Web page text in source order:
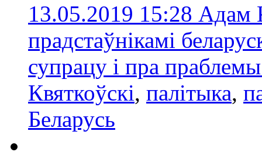
13.05.2019 15:28 Адам
прадстаўнікамі
супрацу і пра
Квяткоўскі, палітыка,
Беларусь